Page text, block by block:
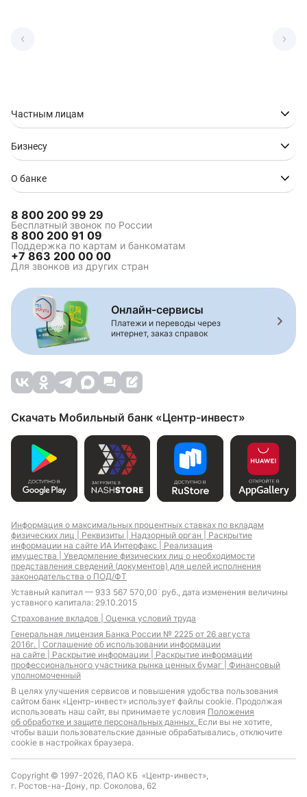
Частным лицам
Бизнесу
О банке
8 800 200 99 29
Бесплатный звонок по России
8 800 200 91 09
Поддержка по картам и банкоматам
+7 863 200 00 00
Для звонков из других стран
Онлайн-сервисы
Платежи и переводы через
интернет, заказ справок
Скачать Мобильный банк «Центр-инвест»
Информация о максимальных процентных ставках по вкладам
физических лиц | Реквизиты | Надзорный орган | Раскрытие
информации на сайте ИА Интерфакс | Реализация
имущества | Уведомление физических лиц о необходимости
представления сведений (документов) для целей исполнения
законодательства о ПОД/ФТ
Уставный капитал — 933 567 570,00 руб., дата изменения величины
уставного капитала: 29.10.2015
Страхование вкладов | Оценка условий труда
Генеральная лицензия Банка России № 2225 от 26 августа
2016г. | Соглашение об использовании информации
на сайте | Раскрытие информации | Раскрытие информации
профессионального участника рынка ценных бумаг | Финансовый
уполномоченный
В целях улучшения сервисов и повышения удобства пользования
сайтом банк «Центр-инвест» использует файлы cookie. Продолжая
использовать наш сайт, вы принимаете условия Положения
об обработке и защите персональных данных. Если вы не хотите,
чтобы ваши пользовательские данные обрабатывались, отключите
cookie в настройках браузера.
Copyright © 1997-2026, ПАО КБ «Центр-инвест»,
г. Ростов-на-Дону, пр. Соколова, 62